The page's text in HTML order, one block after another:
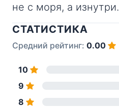
не с моря, а изнутри.
СТАТИСТИКА
Средний рейтинг: 0.00
10
9
8